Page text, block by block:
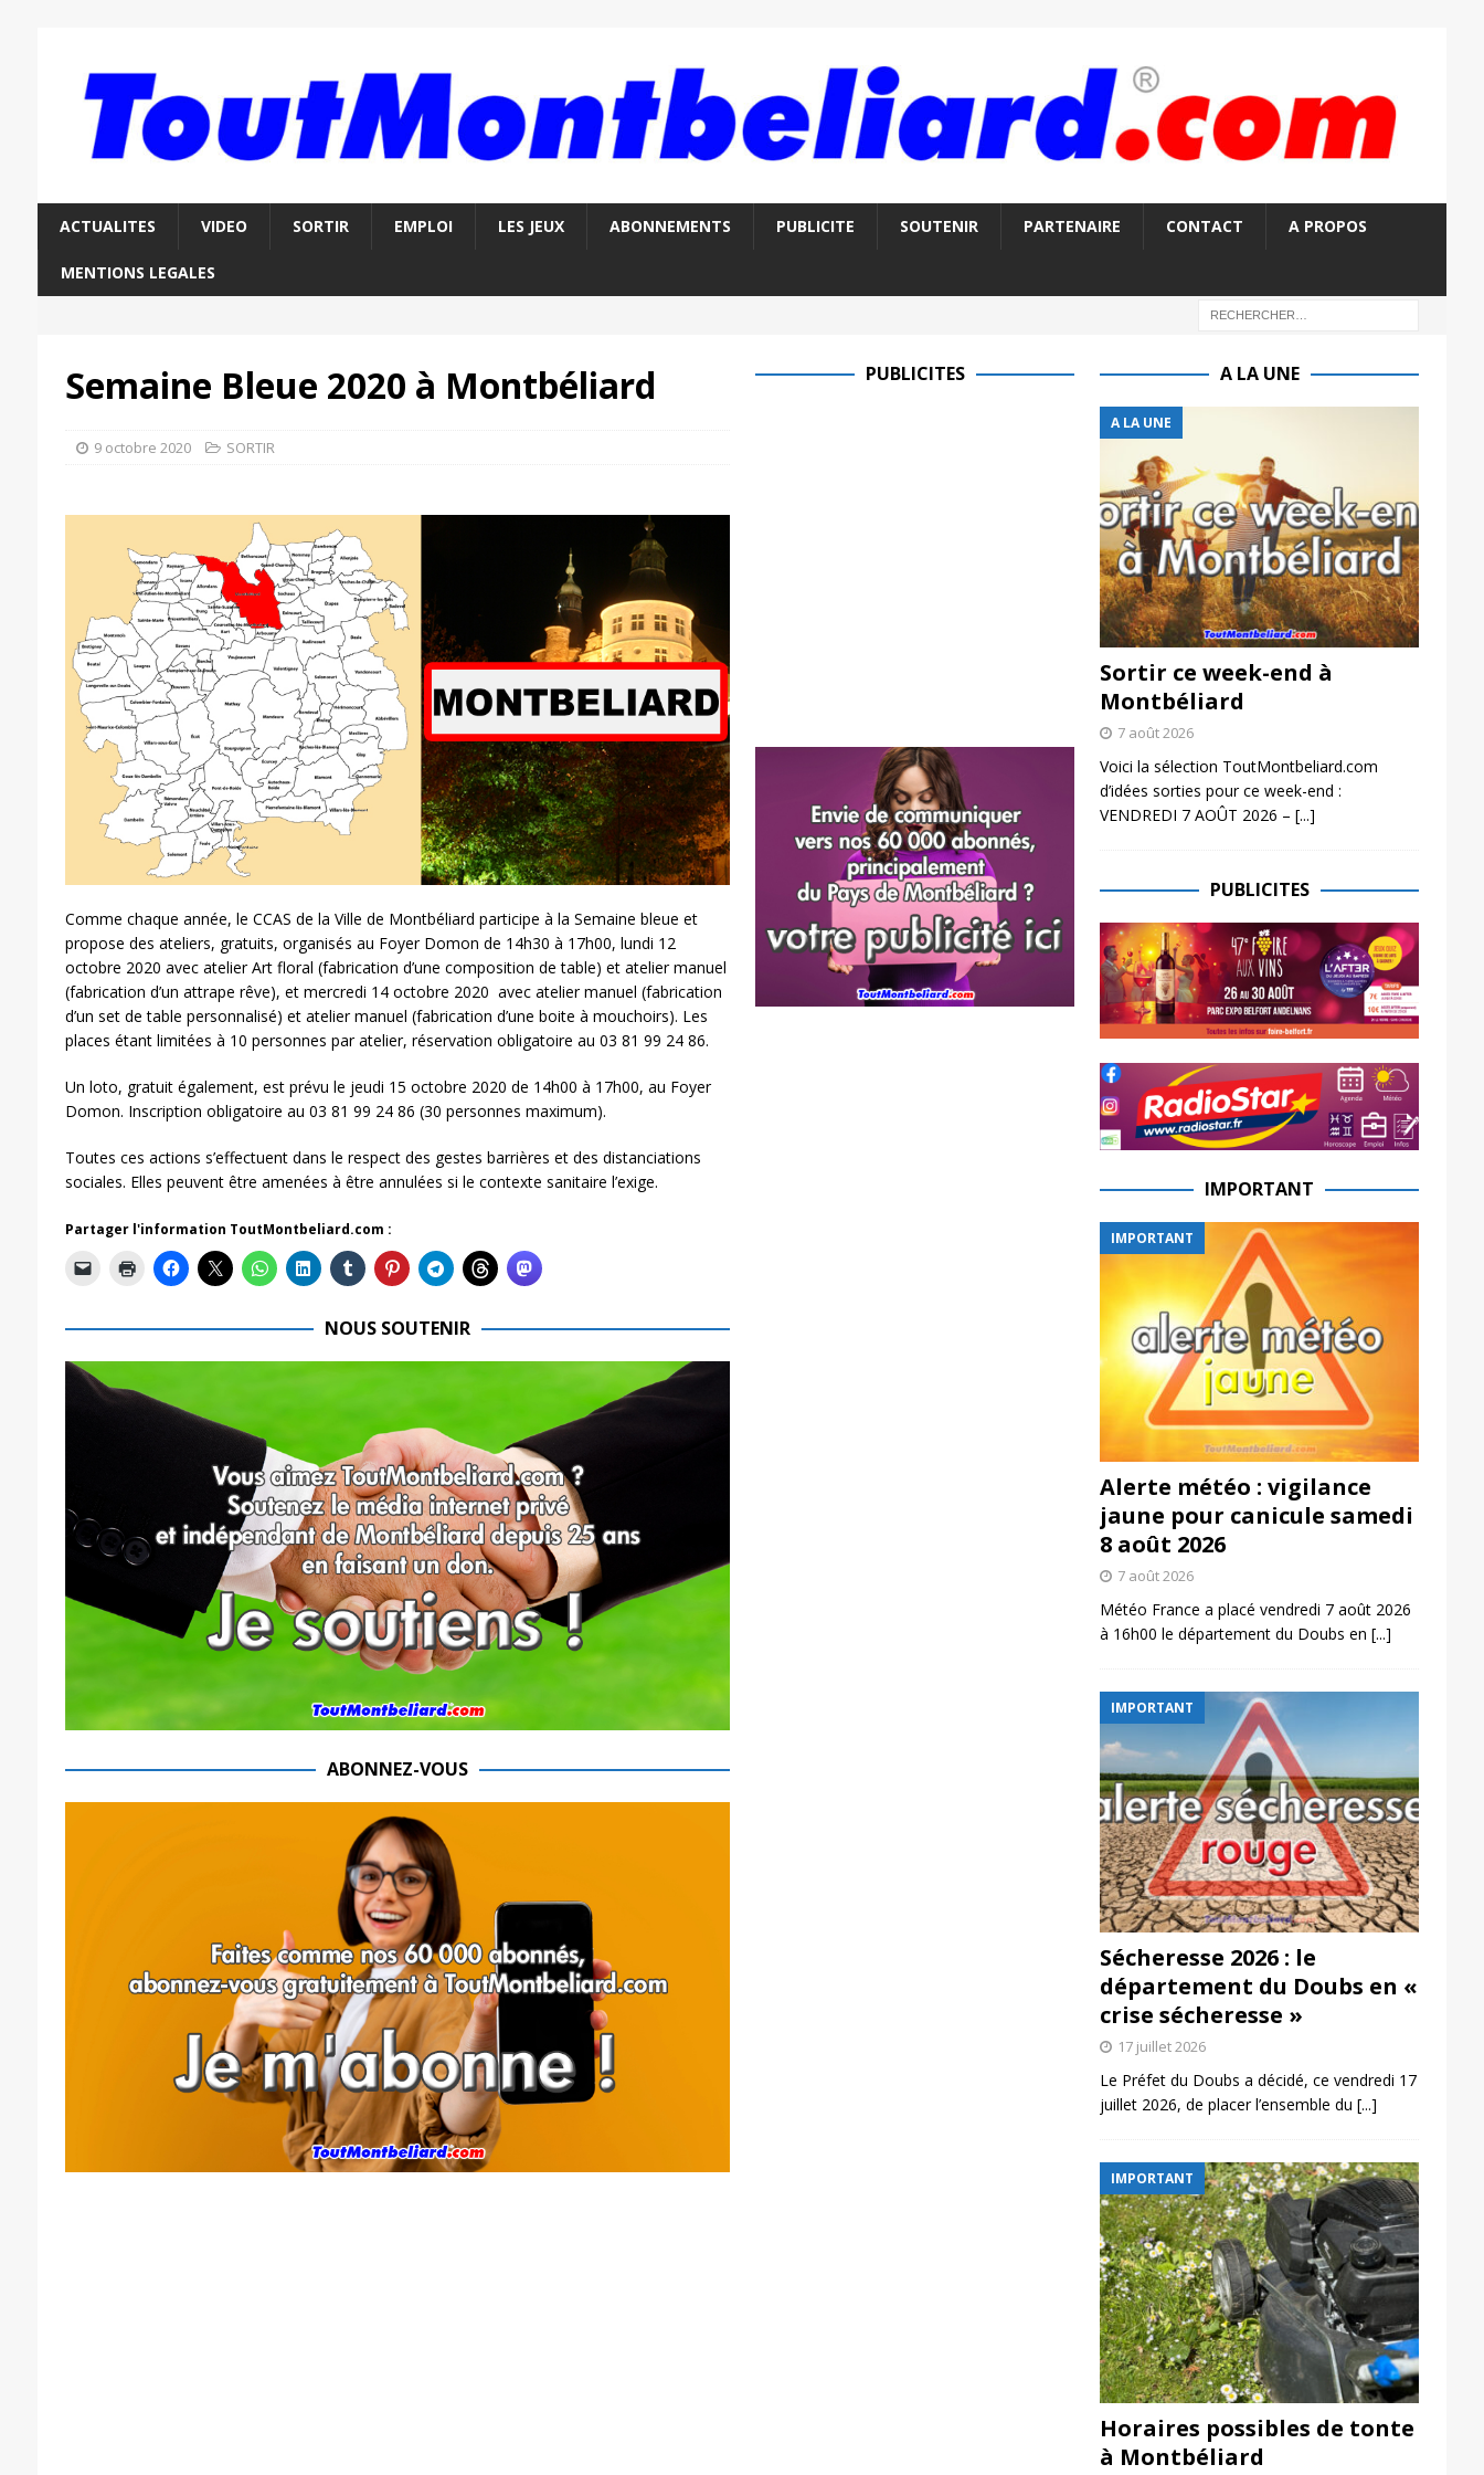
ACTUALITES VIDEO SORTIR EMPLOI LES JEUX ABONNEMENTS PUBLICITE SOUTENIR PARTENAIRE CONTACT A PROPOS
MENTIONS LEGALES
Semaine Bleue 2020 à Montbéliard
9 octobre 2020 SORTIR
Comme chaque année, le CCAS de la Ville de Montbéliard participe à la Semaine bleue et
propose des ateliers, gratuits, organisés au Foyer Domon de 14h30 à 17h00, lundi 12
octobre 2020 avec atelier Art floral (fabrication d’une composition de table) et atelier manuel
(fabrication d’un attrape rêve), et mercredi 14 octobre 2020 avec atelier manuel (fabrication
d’un set de table personnalisé) et atelier manuel (fabrication d’une boite à mouchoirs). Les
places étant limitées à 10 personnes par atelier, réservation obligatoire au 03 81 99 24 86.
Un loto, gratuit également, est prévu le jeudi 15 octobre 2020 de 14h00 à 17h00, au Foyer
Domon. Inscription obligatoire au 03 81 99 24 86 (30 personnes maximum).
Toutes ces actions s’effectuent dans le respect des gestes barrières et des distanciations
sociales. Elles peuvent être amenées à être annulées si le contexte sanitaire l’exige.
Partager l'information ToutMontbeliard.com :
NOUS SOUTENIR
ABONNEZ-VOUS
PUBLICITES A LA UNE
A LA UNE
Sortir ce week-end à
Montbéliard
7 août 2026
Voici la sélection ToutMontbeliard.com
d’idées sorties pour ce week-end :
VENDREDI 7 AOÛT 2026 – [...]
PUBLICITES
IMPORTANT
IMPORTANT
Alerte météo : vigilance
jaune pour canicule samedi
8 août 2026
7 août 2026
Météo France a placé vendredi 7 août 2026
à 16h00 le département du Doubs en [...]
IMPORTANT
Sécheresse 2026 : le
département du Doubs en «
crise sécheresse »
17 juillet 2026
Le Préfet du Doubs a décidé, ce vendredi 17
juillet 2026, de placer l’ensemble du [...]
IMPORTANT
Horaires possibles de tonte
à Montbéliard